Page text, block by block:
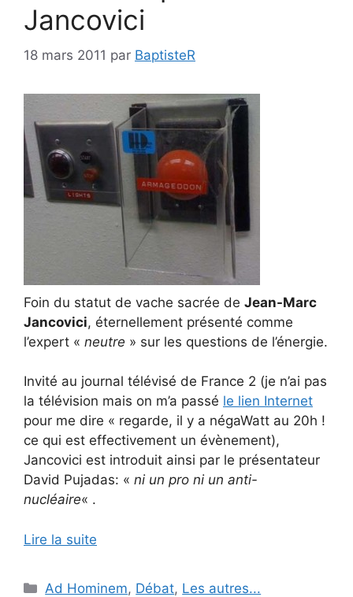
Jancovici
18 mars 2011 par BaptisteR
Foin du statut de vache sacrée de Jean-Marc
Jancovici, éternellement présenté comme
l’expert « neutre » sur les questions de l’énergie.
Invité au journal télévisé de France 2 (je n’ai pas
la télévision mais on m’a passé le lien Internet
pour me dire « regarde, il y a négaWatt au 20h !
ce qui est effectivement un évènement),
Jancovici est introduit ainsi par le présentateur
David Pujadas: « ni un pro ni un anti-
nucléaire« .
Lire la suite
Catégories
Ad Hominem, Débat, Les autres...